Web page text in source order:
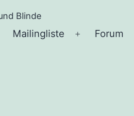
Blinde
Mailingliste
Menü
Forum